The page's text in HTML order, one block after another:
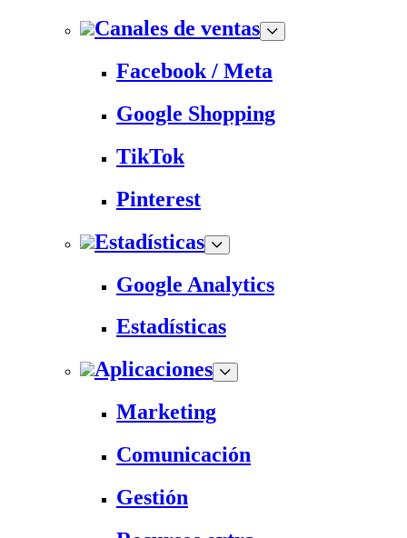
Canales de ventas
Facebook / Meta
Google Shopping
TikTok
Pinterest
Estadísticas
Google Analytics
Estadísticas
Aplicaciones
Marketing
Comunicación
Gestión